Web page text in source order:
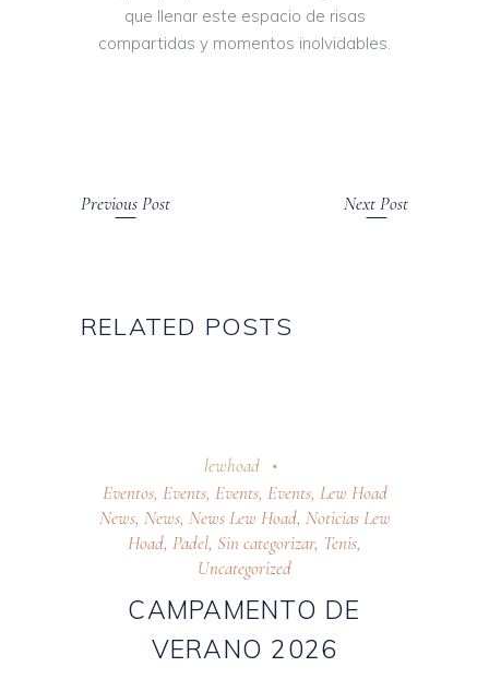
que llenar este espacio de risas
compartidas y momentos inolvidables.
Previous Post Next Post
RELATED POSTS
lewhoad
Eventos, Events, Events, Events, Lew Hoad
News, News, News Lew Hoad, Noticias Lew
Hoad, Padel, Sin categorizar, Tenis,
Uncategorized
CAMPAMENTO DE
VERANO 2026